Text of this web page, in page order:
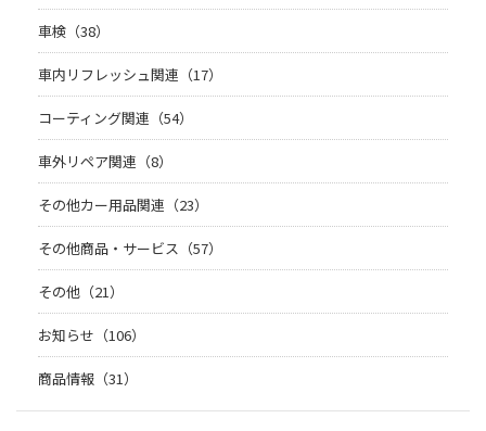
車検（38）
車内リフレッシュ関連（17）
コーティング関連（54）
車外リペア関連（8）
その他カー用品関連（23）
その他商品・サービス（57）
その他（21）
お知らせ（106）
商品情報（31）